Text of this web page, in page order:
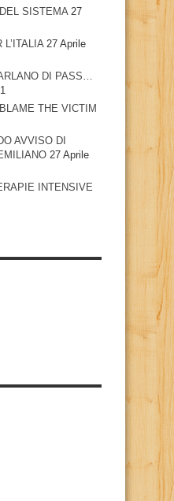
SISTEMA 27
27 Aprile
DI PASS…
THE VICTIM
AVVISO DI
27 Aprile
INTENSIVE